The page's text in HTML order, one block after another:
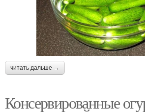
читать дальше →
Консервированные